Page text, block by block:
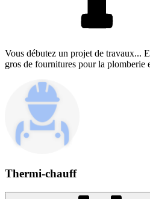
Vous débutez un projet de travaux...
gros de fournitures pour la plomberie
Thermi-chauff